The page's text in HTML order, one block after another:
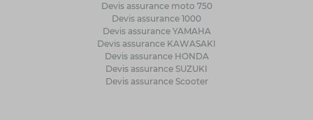
Devis assurance moto 750
Devis assurance 1000
Devis assurance YAMAHA
Devis assurance KAWASAKI
Devis assurance HONDA
Devis assurance SUZUKI
Devis assurance Scooter